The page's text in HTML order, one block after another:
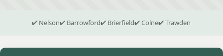
✔ Nelson✔ Barrowford✔ Brierfield✔ Colne✔ Trawden